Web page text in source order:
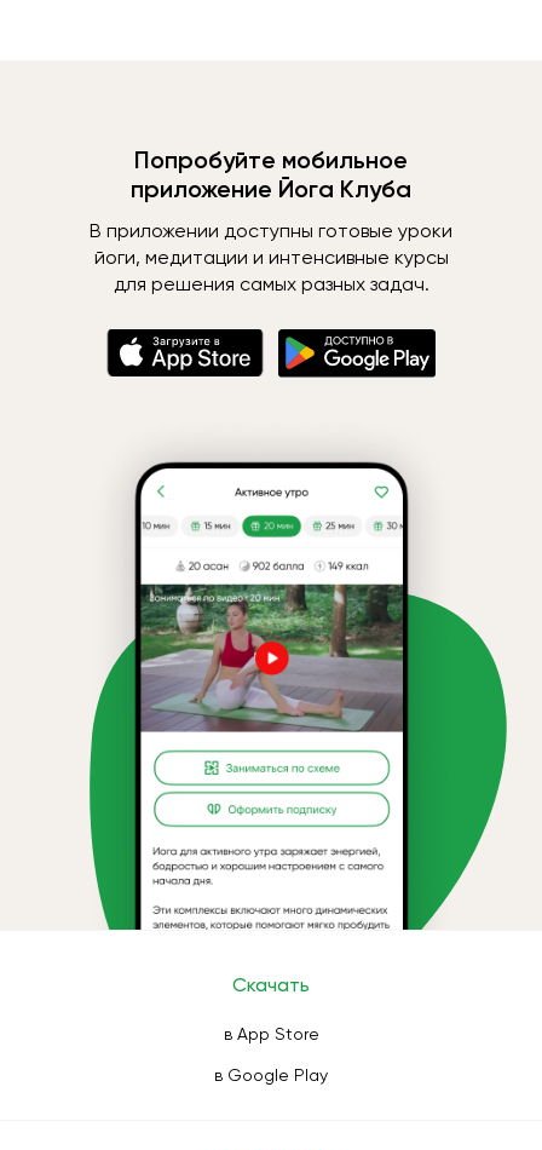
Попробуйте мобильное
приложение Йога Клуба
В приложении доступны готовые уроки
йоги, медитации и интенсивные курсы
для решения самых разных задач.
Скачать
в App Store
в Google Play